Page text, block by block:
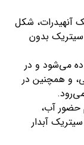
آنهیدرات، شکل
بدون
می‌شود و در
و همچنین در
حضور آب،
آبدار